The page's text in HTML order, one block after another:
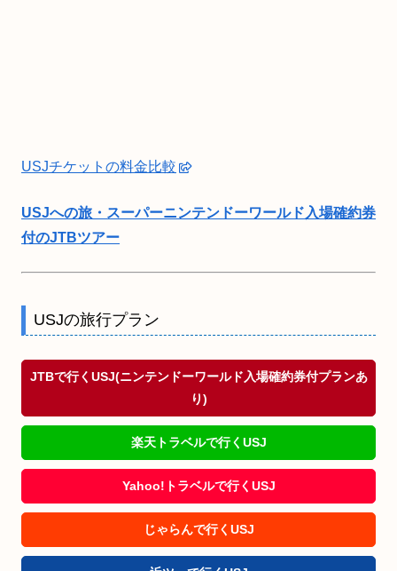
USJチケットの料金比較
USJへの旅・スーパーニンテンドーワールド入場確約券
付のJTBツアー
USJの旅行プラン
JTBで行くUSJ(ニンテンドーワールド入場確約券付プランあ
り)
楽天トラベルで行くUSJ
Yahoo!トラベルで行くUSJ
じゃらんで行くUSJ